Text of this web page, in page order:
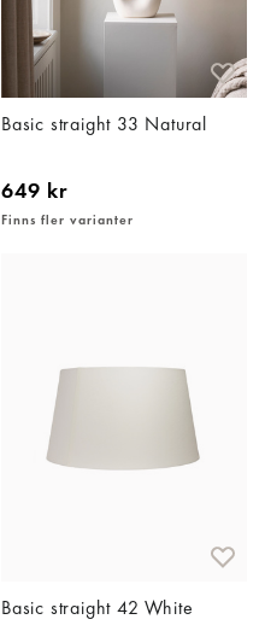
Basic straight 33 Natural
649 kr
Finns fler varianter
Basic straight 42 White